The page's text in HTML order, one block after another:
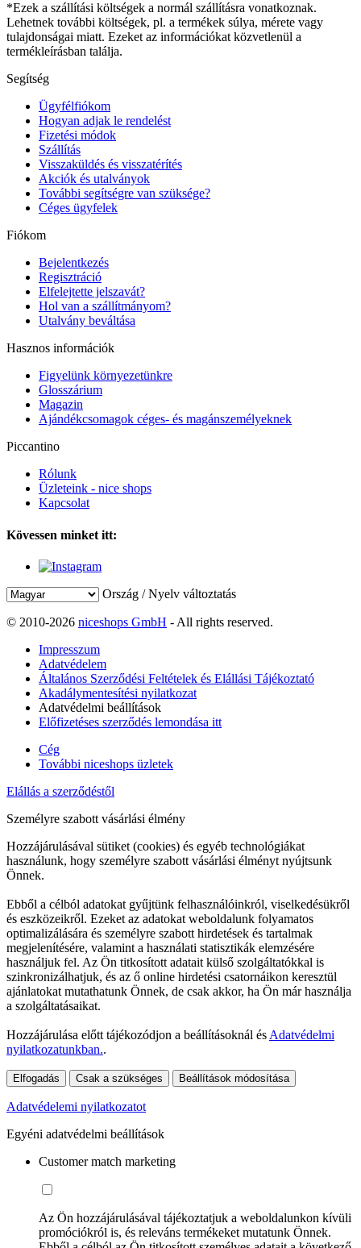
*Ezek a szállítási költségek a normál szállításra vonatkoznak.
Lehetnek további költségek, pl. a termékek súlya, mérete vagy
tulajdonságai miatt. Ezeket az információkat közvetlenül a
termékleírásban találja.
Segítség
Ügyfélfiókom
Hogyan adjak le rendelést
Fizetési módok
Szállítás
Visszaküldés és visszatérítés
Akciók és utalványok
További segítségre van szüksége?
Céges ügyfelek
Fiókom
Bejelentkezés
Regisztráció
Elfelejtette jelszavát?
Hol van a szállítmányom?
Utalvány beváltása
Hasznos információk
Figyelünk környezetünkre
Glosszárium
Magazin
Ajándékcsomagok céges- és magánszemélyeknek
Piccantino
Rólunk
Üzleteink - nice shops
Kapcsolat
Kövessen minket itt:
Ország / Nyelv változtatás
© 2010-2026 niceshops GmbH - All rights reserved.
Impresszum
Adatvédelem
Általános Szerződési Feltételek és Elállási Tájékoztató
Akadálymentesítési nyilatkozat
Adatvédelmi beállítások
Előfizetéses szerződés lemondása itt
Cég
További niceshops üzletek
Elállás a szerződéstől
Személyre szabott vásárlási élmény
Hozzájárulásával sütiket (cookies) és egyéb technológiákat
használunk, hogy személyre szabott vásárlási élményt nyújtsunk
Önnek.
Ebből a célból adatokat gyűjtünk felhasználóinkról, viselkedésükről
és eszközeikről. Ezeket az adatokat weboldalunk folyamatos
optimalizálására és személyre szabott hirdetések és tartalmak
megjelenítésére, valamint a használati statisztikák elemzésére
használjuk fel. Az Ön titkosított adatait külső szolgáltatókkal is
szinkronizálhatjuk, és az ő online hirdetési csatornáikon keresztül
ajánlatokat mutathatunk Önnek, de csak akkor, ha Ön már használja
a szolgáltatásaikat.
Hozzájárulása előtt tájékozódjon a beállításoknál és Adatvédelmi
nyilatkozatunkban..
Elfogadás Csak a szükséges Beállítások módosítása
Adatvédelemi nyilatkozatot
Egyéni adatvédelmi beállítások
Customer match marketing
Az Ön hozzájárulásával tájékoztatjuk a weboldalunkon kívüli
promóciókról is, és releváns termékeket mutatunk Önnek.